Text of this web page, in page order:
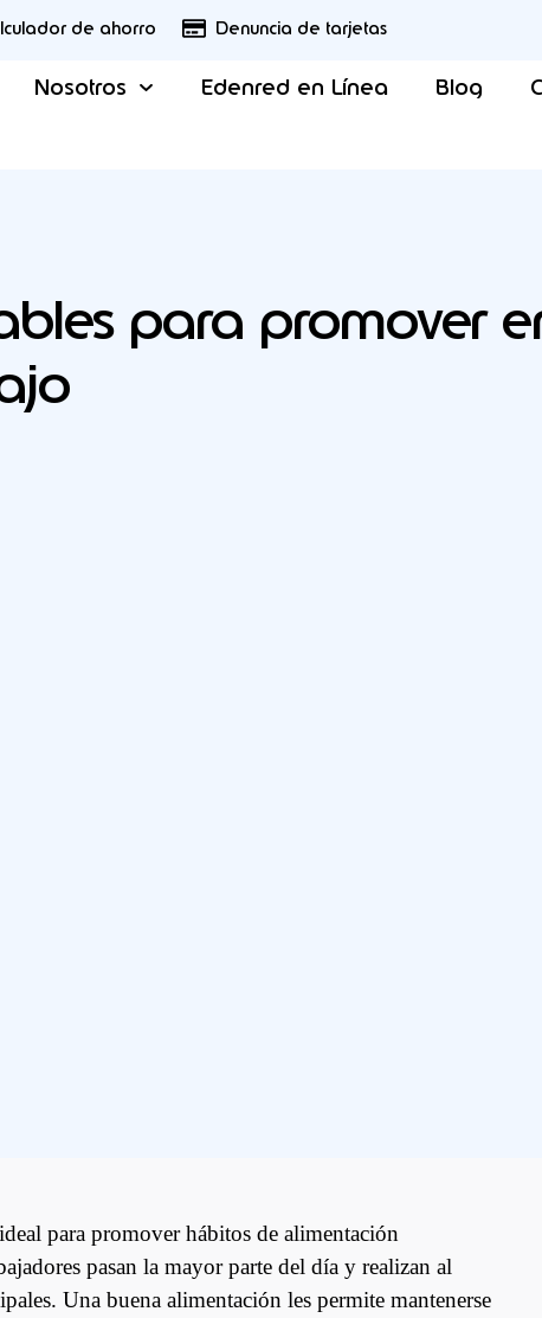
de ahorro Denuncia de tarjetas
Nosotros Edenred en Línea Blog
para promover
para promover hábitos de alimentación
pasan la mayor parte del día y realizan al
Una buena alimentación les permite mantenerse